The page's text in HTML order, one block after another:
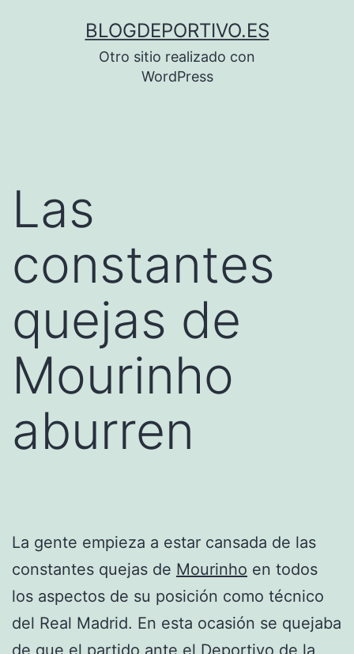
BLOGDEPORTIVO.ES
Otro sitio realizado con
WordPress
Las
constantes
quejas de
Mourinho
aburren
La gente empieza a estar cansada de las
constantes quejas de Mourinho en todos
los aspectos de su posición como técnico
del Real Madrid. En esta ocasión se quejaba
de que el partido ante el Deportivo de la